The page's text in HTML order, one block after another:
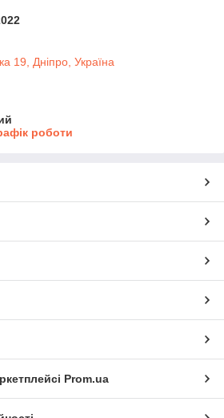
19, Дніпро, Україна
роботи
Prom.ua